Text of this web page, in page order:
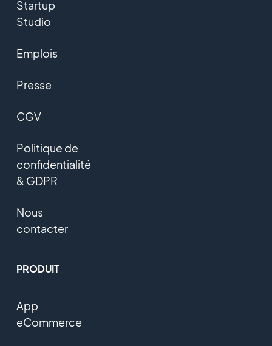
Startup
Studio
Emplois
Presse
CGV
Politique de
confidentialité
& GDPR
Nous
contacter
PRODUIT
App
eCommerce